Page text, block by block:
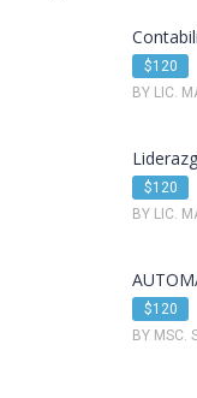
$120
BY LIC.
$120
BY LIC.
$120
BY MSC.